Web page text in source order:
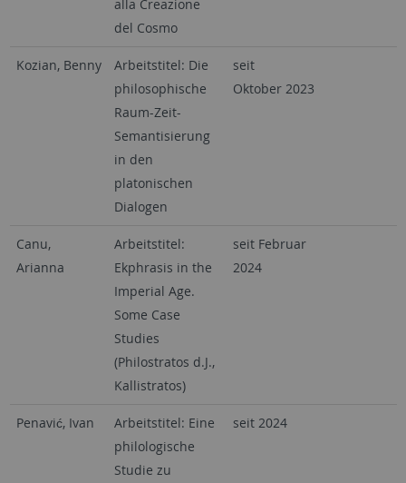
alla Creazione
del Cosmo
Kozian, Benny
Arbeitstitel: Die
philosophische
Raum-Zeit-
Semantisierung
in den
platonischen
Dialogen
seit
Oktober 2023
Canu,
Arianna
Arbeitstitel:
Ekphrasis in the
Imperial Age.
Some Case
Studies
(Philostratos d.J.,
Kallistratos)
seit Februar
2024
Penavić, Ivan
Arbeitstitel: Eine
philologische
Studie zu
seit 2024